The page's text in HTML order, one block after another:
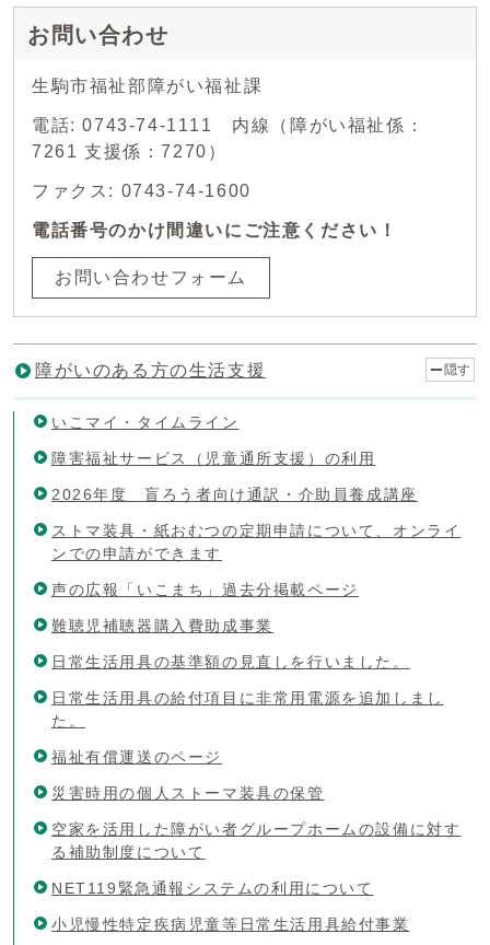
お問い合わせ
生駒市福祉部障がい福祉課
電話: 0743-74-1111 内線（障がい福祉係：
7261 支援係：7270）
ファクス: 0743-74-1600
電話番号のかけ間違いにご注意ください！
お問い合わせフォーム
障がいのある方の生活支援 隠す
いこマイ・タイムライン
障害福祉サービス（児童通所支援）の利用
2026年度 盲ろう者向け通訳・介助員養成講座
ストマ装具・紙おむつの定期申請について、オンライ
ンでの申請ができます
声の広報「いこまち」過去分掲載ページ
難聴児補聴器購入費助成事業
日常生活用具の基準額の見直しを行いました。
日常生活用具の給付項目に非常用電源を追加しまし
た。
福祉有償運送のページ
災害時用の個人ストーマ装具の保管
空家を活用した障がい者グループホームの設備に対す
る補助制度について
NET119緊急通報システムの利用について
小児慢性特定疾病児童等日常生活用具給付事業